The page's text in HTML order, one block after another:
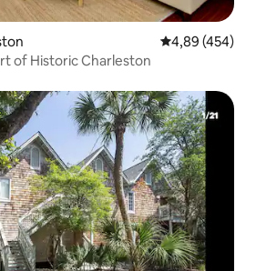
Prosječna
4,89 (454)
of Historic Charleston